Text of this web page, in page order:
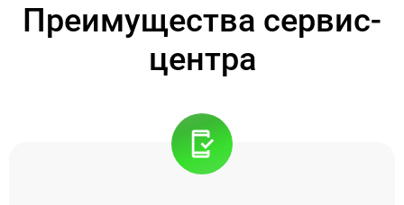
Преимущества сервис-
центра